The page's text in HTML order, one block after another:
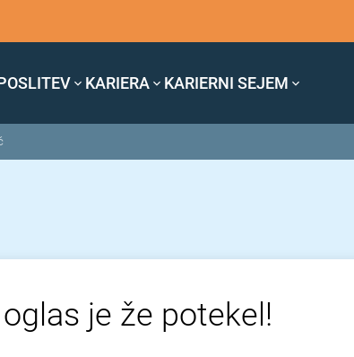
KARIERA KARIERNI SEJEM
je že potekel!